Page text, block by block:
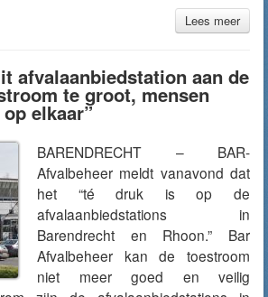
Lees meer
afvalaanbiedstation aan de
te groot, mensen
elkaar”
BARENDRECHT – BAR-
Afvalbeheer meldt vanavond dat
het “té druk is op de
afvalaanbiedstations in
Barendrecht en Rhoon.” Bar
Afvalbeheer kan de toestroom
niet meer goed en veilig